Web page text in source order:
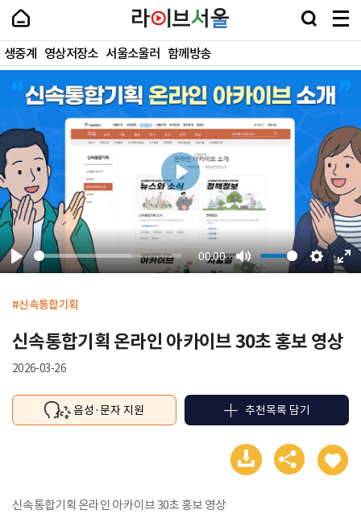
기
및
건
크
생중계 영상저장소 서울소울러 함께방송
상
상
00:00
재
생
신속통합기획
신속통합기획 온라인 아카이브 30초 홍보 영상
2026-03-26
음성·문자 지원 추천목록 담기
다
운
로
드
공
유
하
좋
아
요
신속통합기획 온라인 아카이브 30초 홍보 영상